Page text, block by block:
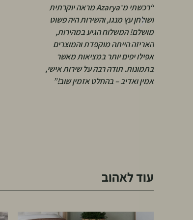
“הזמנתי סט הדומים מבד בוקלה
והם פשוט שדרגו את כל הסלון.
איכות מצוינת, עיצוב מיוחד ושירות
יוצא דופן – ענו לי בסבלנות על כל
שאלה ודאגו שהכול יגיע בזמן. חוויית
קנייה מהנה ומומלצת!”
עוד לאהוב